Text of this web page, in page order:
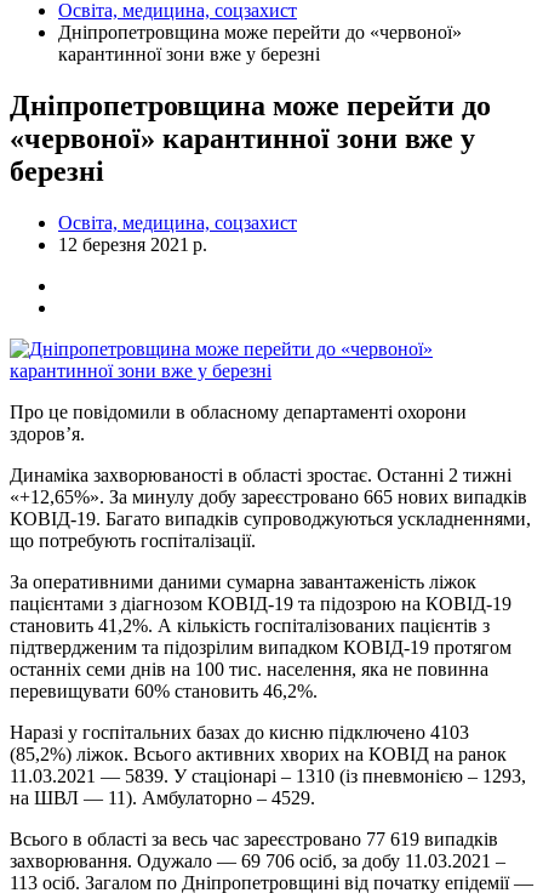
Освіта, медицина, соцзахист
Дніпропетровщина може перейти до «червоної»
карантинної зони вже у березні
Дніпропетровщина може перейти до
«червоної» карантинної зони вже у
березні
Освіта, медицина, соцзахист
12 березня 2021 р.
Про це повідомили в обласному департаменті охорони
здоров’я.
Динаміка захворюваності в області зростає. Останні 2 тижні
«+12,65%». За минулу добу зареєстровано 665 нових випадків
КОВІД-19. Багато випадків супроводжуються ускладненнями,
що потребують госпіталізації.
За оперативними даними сумарна завантаженість ліжок
пацієнтами з діагнозом КОВІД-19 та підозрою на КОВІД-19
становить 41,2%. А кількість госпіталізованих пацієнтів з
підтвердженим та підозрілим випадком КОВІД-19 протягом
останніх семи днів на 100 тис. населення, яка не повинна
перевищувати 60% становить 46,2%.
Наразі у госпітальних базах до кисню підключено 4103
(85,2%) ліжок. Всього активних хворих на КОВІД на ранок
11.03.2021 — 5839. У стаціонарі – 1310 (із пневмонією – 1293,
на ШВЛ — 11). Амбулаторно – 4529.
Всього в області за весь час зареєстровано 77 619 випадків
захворювання. Одужало — 69 706 осіб, за добу 11.03.2021 –
113 осіб. Загалом по Дніпропетровщині від початку епідемії —